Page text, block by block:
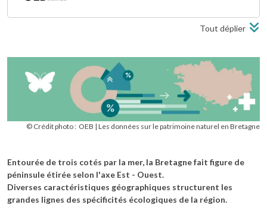
Tout déplier
© Crédit photo : OEB Les données sur le patrimoine naturel en Bretagne
Entourée de trois cotés par la mer, la Bretagne fait figure de
péninsule étirée selon l'axe Est - Ouest.
Diverses caractéristiques géographiques structurent les
grandes lignes des spécificités écologiques de la région.